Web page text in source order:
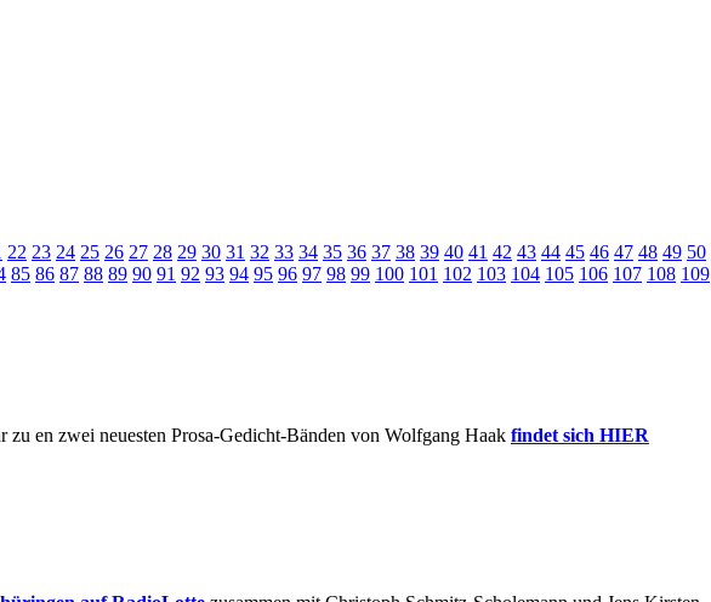
22 23 24 25 26 27 28 29 30 31 32 33 34 35 36 37 38 39 40 41 42 43 44 45 46 47 48 49 50
85 86 87 88 89 90 91 92 93 94 95 96 97 98 99 100 101 102 103 104 105 106 107 108 109
zu en zwei neuesten Prosa-Gedicht-Bänden von Wolfgang Haak findet sich HIER